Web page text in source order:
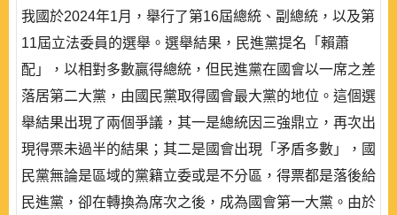
我國於2024年1月，舉行了第16屆總統、副總統，以及第
11屆立法委員的選舉。選舉結果，民進黨提名「賴蕭
配」，以相對多數贏得總統，但民進黨在國會以一席之差
落居第二大黨，由國民黨取得國會最大黨的地位。這個選
舉結果出現了兩個爭議，其一是總統因三強鼎立，再次出
現得票未過半的結果；其二是國會出現「矛盾多數」，國
民黨無論是區域的黨籍立委或是不分區，得票都是落後給
民進黨，卻在轉換為席次之後，成為國會第一大黨。由於